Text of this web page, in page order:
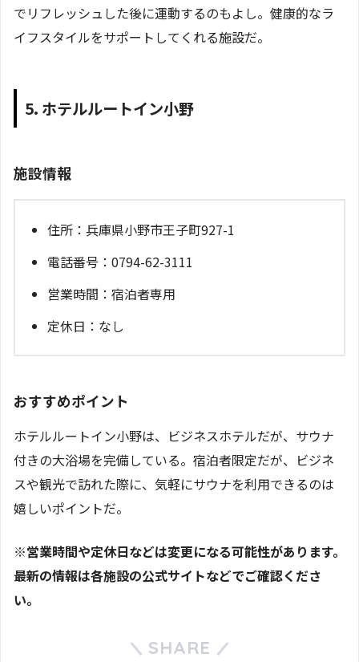
でリフレッシュした後に運動するのもよし。健康的なラ
イフスタイルをサポートしてくれる施設だ。
5. ホテルルートイン小野
施設情報
住所：兵庫県小野市王子町927-1
電話番号：0794-62-3111
営業時間：宿泊者専用
定休日：なし
おすすめポイント
ホテルルートイン小野は、ビジネスホテルだが、サウナ
付きの大浴場を完備している。宿泊者限定だが、ビジネ
スや観光で訪れた際に、気軽にサウナを利用できるのは
嬉しいポイントだ。
※営業時間や定休日などは変更になる可能性があります。
最新の情報は各施設の公式サイトなどでご確認くださ
い。
SHARE